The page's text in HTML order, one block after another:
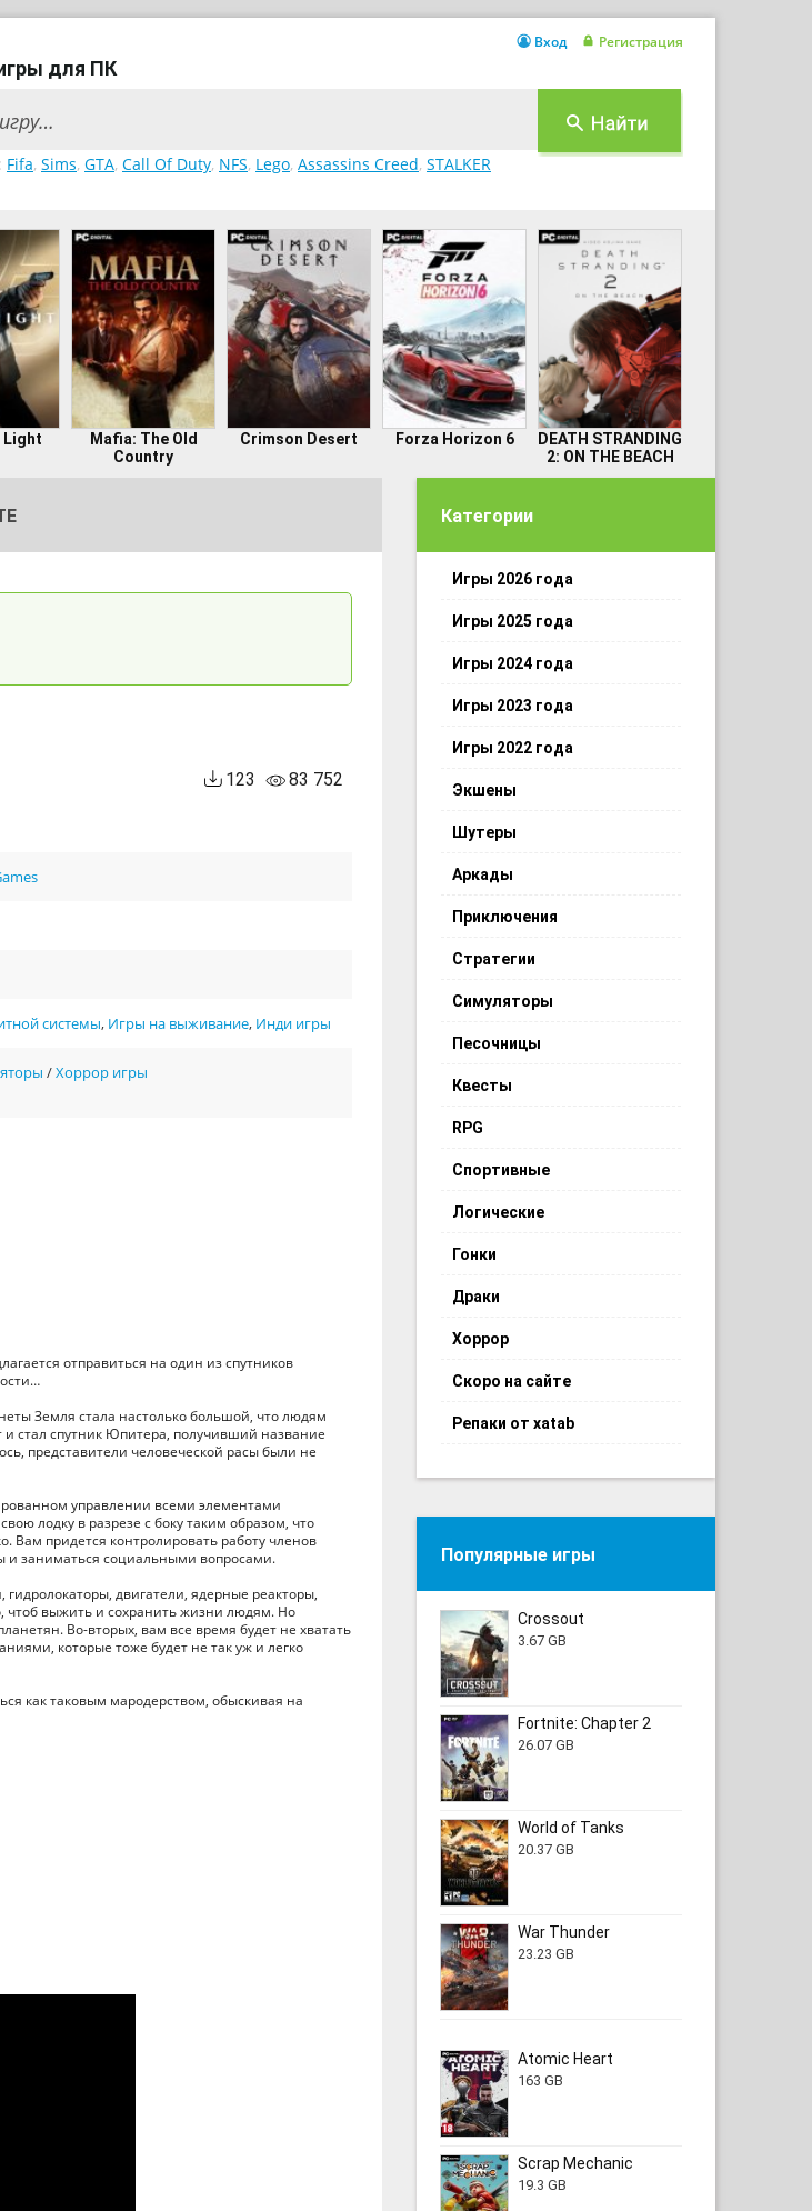
для ПК
Fifa, Sims, GTA, Call Of Duty, NFS, Lego, Assassins Creed, STALKER
Вход Регистрация
Light
Mafia: The Old
Country
Crimson Desert Forza Horizon 6
DEATH STRANDING
2: ON THE BEACH
83 752
123
системы, Игры на выживание, Инди игры
/Хоррор игры
отправиться на один из спутников
Земля стала настолько большой, что людям
стал спутник Юпитера, получивший название
представители человеческой расы были не
управлении всеми элементами
лодку в разрезе с боку таким образом, что
Вам придется контролировать работу членов
и заниматься социальными вопросами.
двигатели, ядерные реакторы,
чтоб выжить и сохранить жизни людям. Но
Во-вторых, вам все время будет не хватать
которые тоже будет не так уж и легко
как таковым мародерством, обыскивая на
Категории
Игры 2026 года
Игры 2025 года
Игры 2024 года
Игры 2023 года
Игры 2022 года
Экшены
Шутеры
Аркады
Приключения
Стратегии
Симуляторы
Песочницы
Квесты
RPG
Спортивные
Логические
Гонки
Драки
Хоррор
Скоро на сайте
Репаки от xatab
Популярные игры
Crossout
3.67 GB
Fortnite: Chapter 2
26.07 GB
World of Tanks
20.37 GB
War Thunder
23.23 GB
Atomic Heart
163 GB
Scrap Mechanic
19.3 GB